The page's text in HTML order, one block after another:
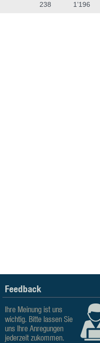
238 1’196
Feedback
Ihre Meinung ist uns
wichtig. Bitte lassen Sie
uns Ihre Anregungen
jederzeit zukommen.